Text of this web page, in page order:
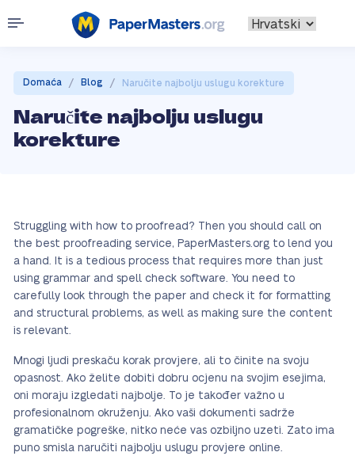
Domaća / Blog / Naručite najbolju uslugu korekture
Naručite najbolju uslugu
korekture
Struggling with how to proofread? Then you should call on
the best proofreading service, PaperMasters.org to lend you
a hand. It is a tedious process that requires more than just
using grammar and spell check software. You need to
carefully look through the paper and check it for formatting
and structural problems, as well as making sure the content
is relevant.
Mnogi ljudi preskaču korak provjere, ali to činite na svoju
opasnost. Ako želite dobiti dobru ocjenu na svojim esejima,
oni moraju izgledati najbolje. To je također važno u
profesionalnom okruženju. Ako vaši dokumenti sadrže
gramatičke pogreške, nitko neće vas ozbiljno uzeti. Zato ima
puno smisla naručiti najbolju uslugu provjere online.